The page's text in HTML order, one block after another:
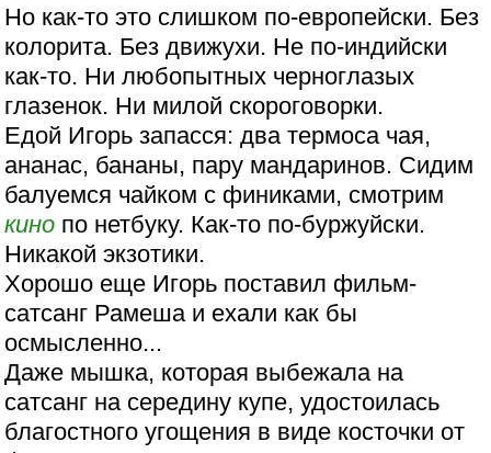
Но как-то это слишком по-европейски. Без
колорита. Без движухи. Не по-индийски
как-то. Ни любопытных черноглазых
глазенок. Ни милой скороговорки.
Едой Игорь запасся: два термоса чая,
ананас, бананы, пару мандаринов. Сидим
балуемся чайком с финиками, смотрим
кино по нетбуку. Как-то по-буржуйски.
Никакой экзотики.
Хорошо еще Игорь поставил фильм-
сатсанг Рамеша и ехали как бы
осмысленно...
Даже мышка, которая выбежала на
сатсанг на середину купе, удостоилась
благостного угощения в виде косточки от